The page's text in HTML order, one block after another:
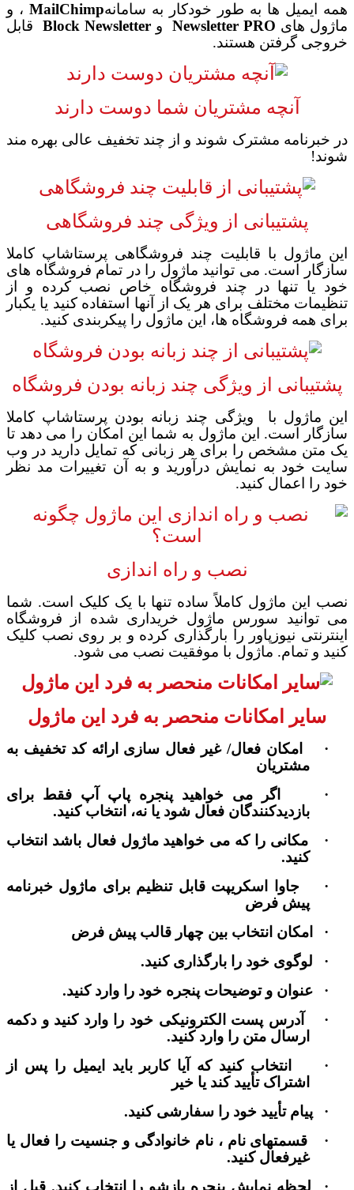
همه ایمیل ها به طور خودکار به سامانهMailChimp ، و
ماژول های Newsletter PRO و Newsletter
Block
قابل
خروجی گرفتن هستند.
آنچه مشتریان شما دوست دارند
در خبرنامه مشترک شوند و از چند تخفیف عالی بهره مند
شوند!
پشتیبانی از ویژگی چند فروشگاهی
این ماژول با قابلیت چند فروشگاهی پرستاشاپ کاملا
سازگار است. می توانید ماژول را در تمام فروشگاه های
خود یا تنها در چند فروشگاه خاص نصب کرده و از
تنظیمات مختلف برای هر یک از آنها استفاده کنید یا یکبار
برای همه فروشگاه ها، این ماژول را پیکربندی کنید.
پشتیبانی از ویژگی چند زبانه بودن فروشگاه
این ماژول با
ویژگی چند زبانه بودن پرستاشاپ کاملا
سازگار است. این ماژول به شما این امکان را می دهد تا
یک متن مشخص را برای هر زبانی که تمایل دارید در وب
سایت خود به نمایش درآورید و به آن تغییرات مد نظر
خود را اعمال کنید.
نصب و راه اندازی
نصب این ماژول کاملاً ساده تنها با یک کلیک است. شما
می توانید سورس ماژول خریداری شده از فروشگاه
اینترنتی نیوزپاور را بارگذاری کرده و بر روی نصب کلیک
کنید و تمام. ماژول با موفقیت نصب می شود.
سایر امکانات منحصر به فرد این ماژول
·
امکان فعال/ غیر فعال سازی ارائه کد تخفیف به
مشتریان
·
اگر می خواهید پنجره پاپ آپ فقط برای
بازدیدکنندگان فعال شود یا نه، انتخاب کنید.
·
مکانی را که می خواهید ماژول فعال باشد انتخاب
کنید.
·
جاوا اسکریپت قابل تنظیم برای ماژول خبرنامه
پیش فرض
·
امکان انتخاب بین چهار قالب پیش فرض
·
لوگوی خود را بارگذاری کنید.
·
عنوان و توضیحات پنجره خود را وارد کنید.
·
آدرس پست الکترونیکی خود را وارد کنید و دکمه
ارسال متن را وارد کنید.
·
انتخاب کنید که آیا کاربر باید ایمیل را پس از
اشتراک تأیید کند یا خیر
·
پیام تأیید خود را سفارشی کنید.
·
قسمتهای نام ، نام خانوادگی و جنسیت را فعال یا
غیرفعال کنید.